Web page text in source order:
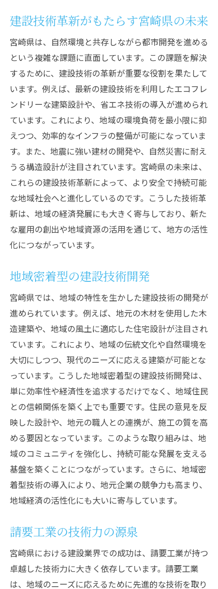
宮崎県における請要工業の役割
革新技術が地域にもたらす恩恵
技術者の育成と支援の取り組み
請要工業が見る建設業界の未来
地域社会に根ざした技術開発の成果
地域社会に貢献する建設技術の最前線
建設技術の進化が地域社会に与える影響
地域貢献につながる技術開発の取り組み
請要工業の技術力が地域に及ぼす影響
宮崎県の建設現場で活躍する技術者たち
建設技術が地域社会を支える理由
未来を見据えた地域貢献の形
宮崎県のインフラ整備における請要工業の役
請要工業が担うインフラプロジェクト
地域のインフラを支える請要工業の実績
インフラ建設における安全性と技術の両
立
宮崎県の持続的発展を支えるインフラ整
備
請要工業のインフラ整備に対する貢献
自然豊かな宮崎で進化する建設技術とは
自然環境に配慮した建設技術の開発
エコロジカルに進化する宮崎の建設技術
持続可能な建設を実現する技術革新
請要工業が提案するエコ技術の未来
高品質施工を支える技術とプロセス
請要工業が実現する施工精度の秘密
建設技術革新がもたらす宮崎県の未来
宮崎県は、自然環境と共存しながら都市開発を進める
という複雑な課題に直面しています。この課題を解決
するために、建設技術の革新が重要な役割を果たして
います。例えば、最新の建設技術を利用したエコフレ
ンドリーな建築設計や、省エネ技術の導入が進められ
ています。これにより、地域の環境負荷を最小限に抑
えつつ、効率的なインフラの整備が可能になっていま
す。また、地震に強い建材の開発や、自然災害に耐え
うる構造設計が注目されています。宮崎県の未来は、
これらの建設技術革新によって、より安全で持続可能
な地域社会へと進化しているのです。こうした技術革
新は、地域の経済発展にも大きく寄与しており、新た
な雇用の創出や地域資源の活用を通じて、地方の活性
化につながっています。
地域密着型の建設技術開発
宮崎県では、地域の特性を生かした建設技術の開発が
進められています。例えば、地元の木材を使用した木
造建築や、地域の風土に適応した住宅設計が注目され
ています。これにより、地域の伝統文化や自然環境を
大切にしつつ、現代のニーズに応える建築が可能とな
っています。こうした地域密着型の建設技術開発は、
単に効率性や経済性を追求するだけでなく、地域住民
との信頼関係を築く上でも重要です。住民の意見を反
映した設計や、地元の職人との連携が、施工の質を高
める要因となっています。このような取り組みは、地
域のコミュニティを強化し、持続可能な発展を支える
基盤を築くことにつながっています。さらに、地域密
着型技術の導入により、地元企業の競争力も高まり、
地域経済の活性化にも大いに寄与しています。
請要工業の技術力の源泉
宮崎県における建設業界での成功は、請要工業が持つ
卓越した技術力に大きく依存しています。請要工業
は、地域のニーズに応えるために先進的な技術を取り